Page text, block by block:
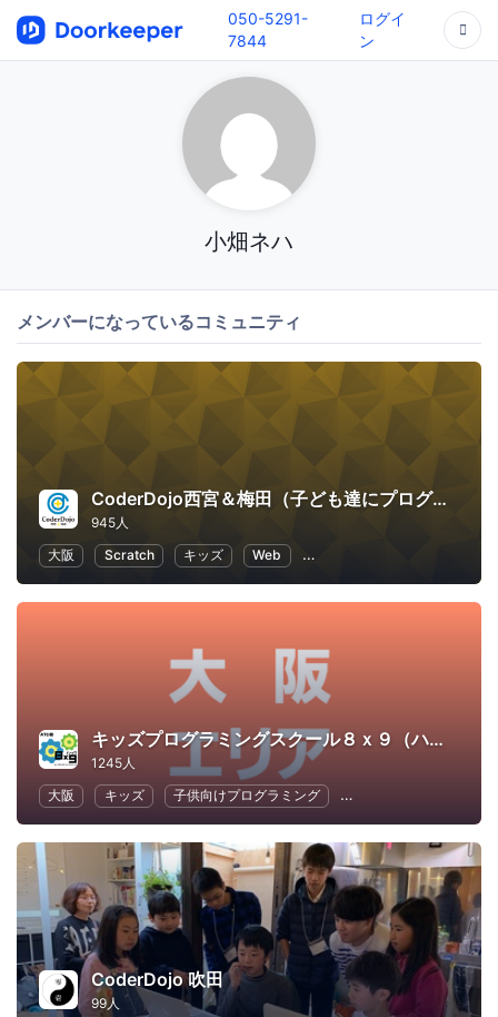
050-5291-
7844
ログイ
ン
小畑ネハ
メンバーになっているコミュニティ
CoderDojo西宮＆梅田（子ども達にプログラミングやHTMLコードを教える道場）
945人
大阪
Scratch キッズ Web 子供向けプログラミング
キッズプログラミングスクール８ｘ９（ハック）ATC校
1245人
大阪
キッズ 子供向けプログラミング 幼児教育・子供の教育
CoderDojo 吹田
99人